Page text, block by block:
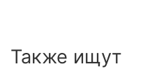
Также ищут